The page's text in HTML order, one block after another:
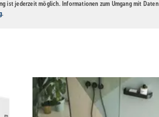
ist jederzeit möglich. Informationen zum Umgang mit Daten
.